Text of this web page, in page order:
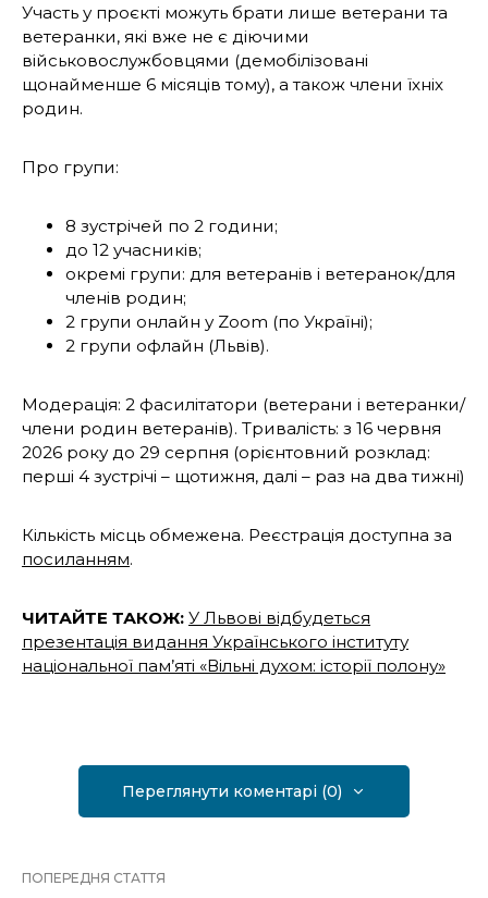
Участь у проєкті можуть брати лише ветерани та
ветеранки, які вже не є діючими
військовослужбовцями (демобілізовані
щонайменше 6 місяців тому), а також члени їхніх
родин.
Про групи:
8 зустрічей по 2 години;
до 12 учасників;
окремі групи: для ветеранів і ветеранок/для
членів родин;
2 групи онлайн у Zoom (по Україні);
2 групи офлайн (Львів).
Модерація: 2 фасилітатори (ветерани і ветеранки/
члени родин ветеранів). Тривалість: з 16 червня
2026 року до 29 серпня (орієнтовний розклад:
перші 4 зустрічі – щотижня, далі – раз на два тижні)
Кількість місць обмежена. Реєстрація доступна за
посиланням.
ЧИТАЙТЕ ТАКОЖ: У Львові відбудеться
презентація видання Українського інституту
національної пам’яті «Вільні духом: історії полону»
Переглянути коментарі (0)
ПОПЕРЕДНЯ СТАТТЯ